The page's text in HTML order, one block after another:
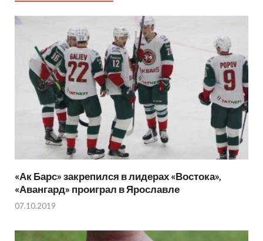
«Ак Барс» закрепился в лидерах «Востока»,
«Авангард» проиграл в Ярославле
07.10.2019